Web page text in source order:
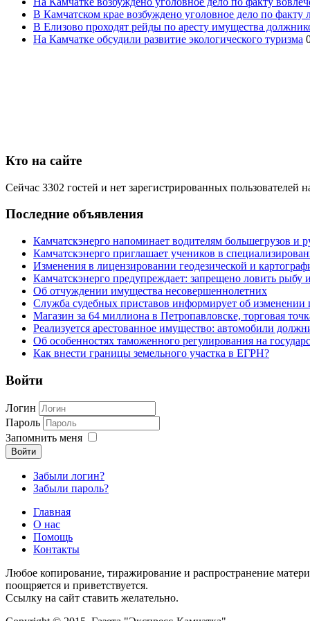
В Камчатском крае возбуждено уголовное дело по
В Елизово проходят рейды по аресту имущества
На Камчатке обсудили развитие экологического туризма
Кто на сайте
Сейчас 3302 гостей и нет зарегистрированных пользователей
Последние объявления
Камчатскэнерго напоминает водителям большегрузов и
Камчатскэнерго приглашает учеников в
Изменения в лицензировании геодезической и
Камчатскэнерго предупреждает: запрещено ловить рыбу
Об отчуждении имущества несовершеннолетних
Служба судебных приставов информирует об изменении
Магазин за 64 миллиона в Петропавловске, торговая
Реализуется арестованное имущество: автомобили
Об особенностях таможенного регулирования на
Как внести границы земельного участка в ЕГРН?
Войти
Логин
Пароль
Запомнить меня
Войти
Забыли логин?
Забыли пароль?
Главная
О нас
Помощь
Контакты
Любое копирование, тиражирование и распространение
поощряется и приветствуется.
Ссылку на сайт ставить желательно.